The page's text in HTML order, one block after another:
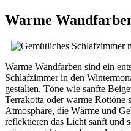
Warme
Warme Wandfarben sind ein
Schlafzimmer in den
gestalten. Töne wie sanfte
Terrakotta oder warme Rottöne
Atmosphäre, die Wärme und
reflektieren das Licht sanft und